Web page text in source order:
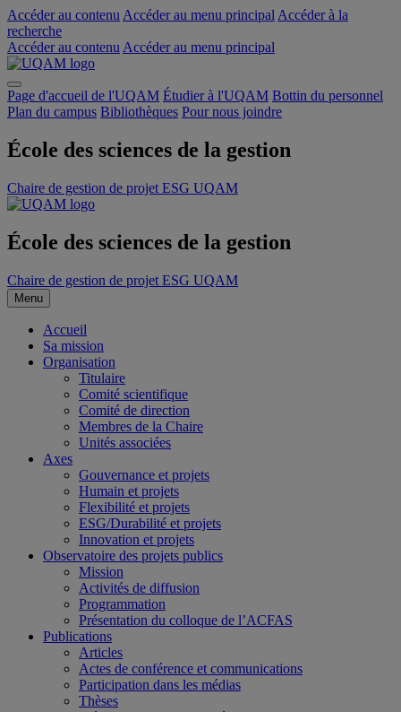
Accéder au contenu Accéder au menu principal Accéder à la
recherche
Accéder au contenu Accéder au menu principal
Page d'accueil de l'UQAM Étudier à l'UQAM Bottin du personnel
Plan du campus Bibliothèques Pour nous joindre
École des sciences de la gestion
Chaire de gestion de projet ESG UQAM
École des sciences de la gestion
Chaire de gestion de projet ESG UQAM
Menu
Accueil
Sa mission
Organisation
Titulaire
Comité scientifique
Comité de direction
Membres de la Chaire
Unités associées
Axes
Gouvernance et projets
Humain et projets
Flexibilité et projets
ESG/Durabilité et projets
Innovation et projets
Observatoire des projets publics
Mission
Activités de diffusion
Programmation
Présentation du colloque de l’ACFAS
Publications
Articles
Actes de conférence et communications
Participation dans les médias
Thèses